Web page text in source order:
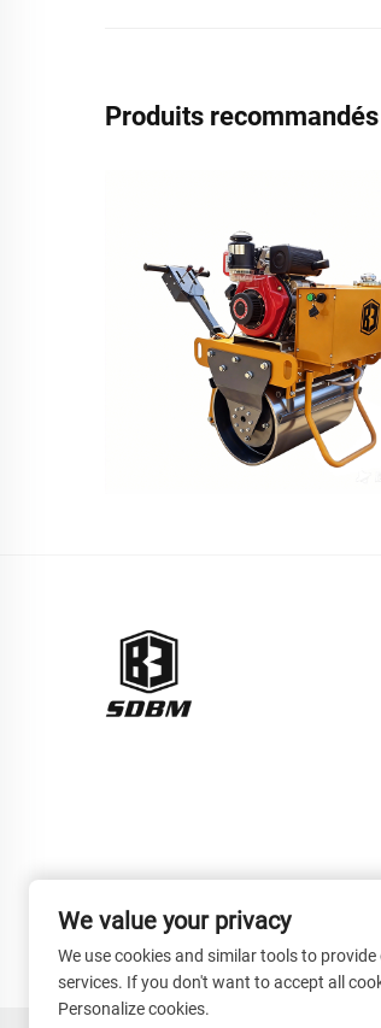
Produits recommandés
We value your privacy
We use cookies and similar tools to provide
services. If you don't want to accept all
Personalize cookies.